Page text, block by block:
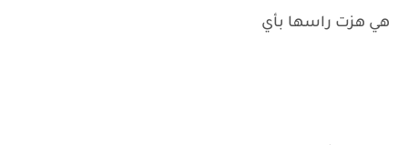
هي هزت راسها بأي